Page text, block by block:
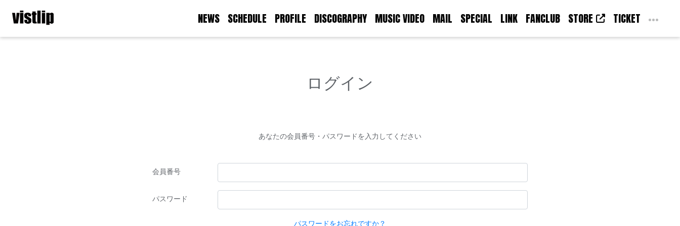
NEWS SCHEDULE PROFILE DISCOGRAPHY MUSIC VIDEO MAIL SPECIAL LINK FANCLUB STORE TICKET
ログイン
あなたの会員番号・パスワードを入力してください
会員番号
パスワード
パスワードをお忘れですか？